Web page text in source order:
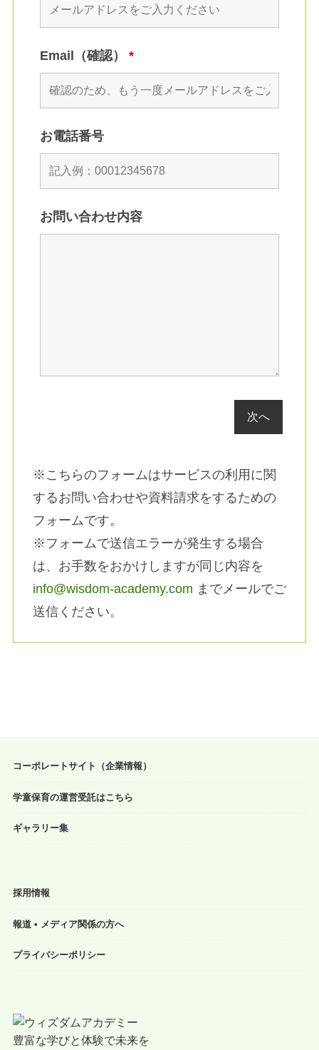
Email（確認） *
お電話番号
お問い合わせ内容
※こちらのフォームはサービスの利用に関
するお問い合わせや資料請求をするための
フォームです。
※フォームで送信エラーが発生する場合
は、お手数をおかけしますが同じ内容を
info@wisdom-academy.com までメールでご
送信ください。
コーポレートサイト（企業情報）
学童保育の運営受託はこちら
ギャラリー集
採用情報
報道 • メディア関係の方へ
プライバシーポリシー